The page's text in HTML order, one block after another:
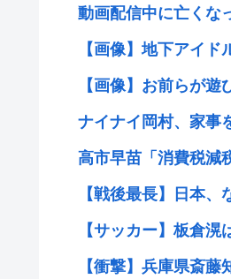
動画配信中に亡くな
【画像】地下アイ
【画像】お前らが
ナイナイ岡村、家事
高市早苗「消費税減
【戦後最長】日本
【サッカー】板倉
【衝撃】兵庫県斎